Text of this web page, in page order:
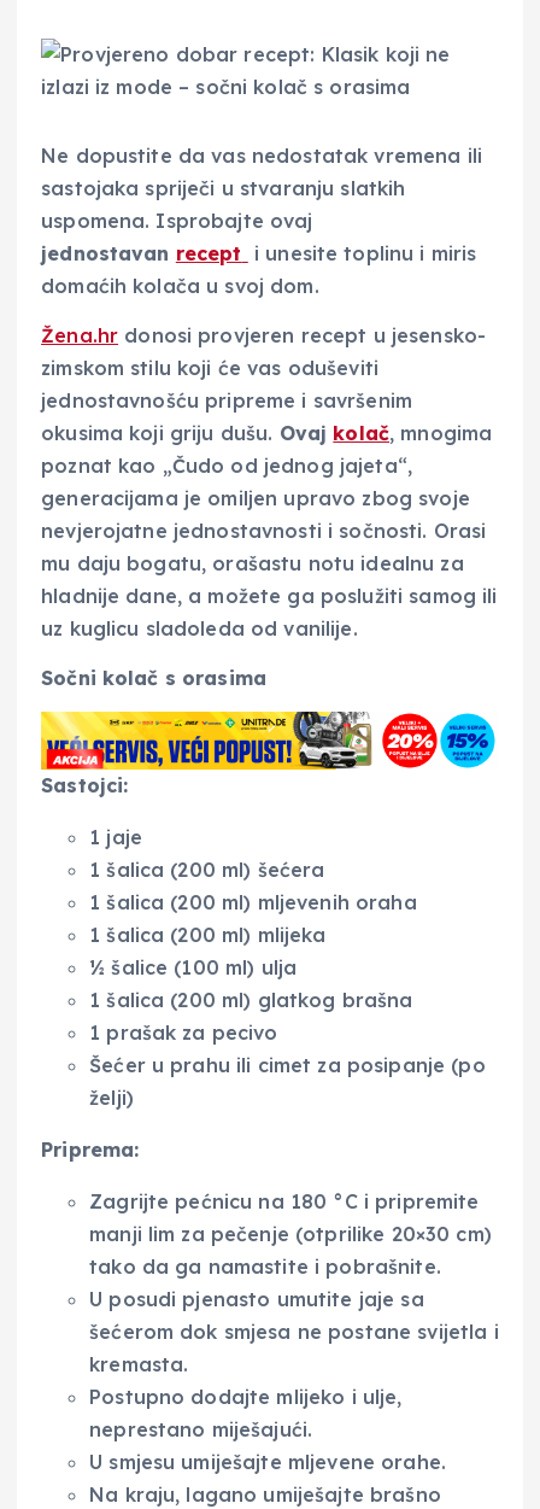
Ne dopustite da vas nedostatak vremena ili
sastojaka spriječi u stvaranju slatkih
uspomena. Isprobajte ovaj
jednostavan recept
i unesite toplinu i miris
domaćih kolača u svoj dom.
Žena.hr donosi provjeren recept u jesensko-
zimskom stilu koji će vas oduševiti
jednostavnošću pripreme i savršenim
okusima koji griju dušu. Ovaj kolač, mnogima
poznat kao „Čudo od jednog jajeta“,
generacijama je omiljen upravo zbog svoje
nevjerojatne jednostavnosti i sočnosti. Orasi
mu daju bogatu, orašastu notu idealnu za
hladnije dane, a možete ga poslužiti samog ili
uz kuglicu sladoleda od vanilije.
Sočni kolač s orasima
Sastojci:
1 jaje
1 šalica (200 ml) šećera
1 šalica (200 ml) mljevenih oraha
1 šalica (200 ml) mlijeka
½ šalice (100 ml) ulja
1 šalica (200 ml) glatkog brašna
1 prašak za pecivo
Šećer u prahu ili cimet za posipanje (po
želji)
Priprema:
Zagrijte pećnicu na 180 °C i pripremite
manji lim za pečenje (otprilike 20×30 cm)
tako da ga namastite i pobrašnite.
U posudi pjenasto umutite jaje sa
šećerom dok smjesa ne postane svijetla i
kremasta.
Postupno dodajte mlijeko i ulje,
neprestano miješajući.
U smjesu umiješajte mljevene orahe.
Na kraju, lagano umiješajte brašno